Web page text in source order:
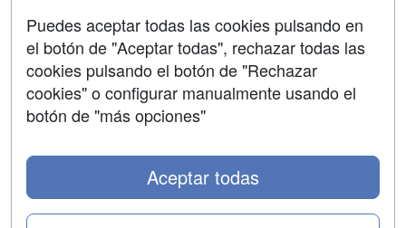
Copyleft
Puedes aceptar todas las cookies pulsando en
el botón de "Aceptar todas", rechazar todas las
cookies pulsando el botón de "Rechazar
cookies" o configurar manualmente usando el
botón de "más opciones"
Aceptar todas